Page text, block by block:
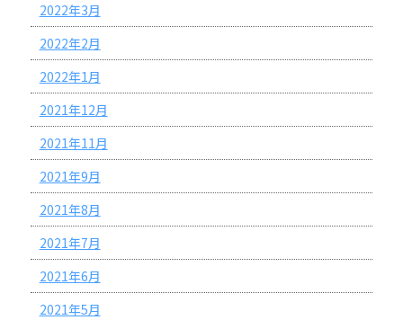
2022年3月
2022年2月
2022年1月
2021年12月
2021年11月
2021年9月
2021年8月
2021年7月
2021年6月
2021年5月